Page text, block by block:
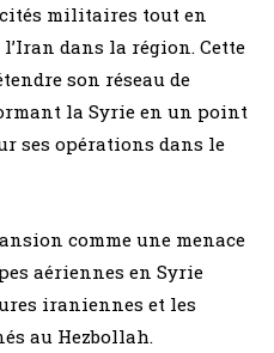
militaires tout en
dans la région. Cette
son réseau de
la Syrie en un point
ses opérations dans le
comme une menace
aériennes en Syrie
iraniennes et les
au Hezbollah.